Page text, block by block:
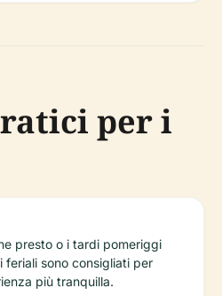
per i
presto o i tardi pomeriggi
feriali sono consigliati per
più tranquilla.